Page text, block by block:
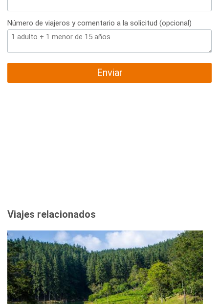
Número de viajeros y comentario a la solicitud (opcional)
Enviar
Viajes relacionados